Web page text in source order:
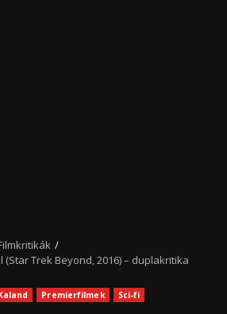
Trek Beyond, 2016) – duplakritika
Premierfilmek Sci-fi